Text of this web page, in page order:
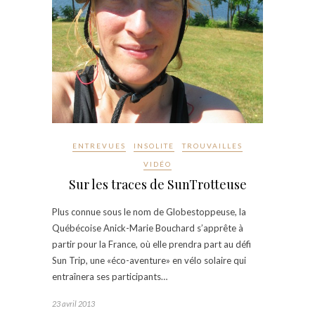
ENTREVUES INSOLITE TROUVAILLES
VIDÉO
Sur les traces de SunTrotteuse
Plus connue sous le nom de Globestoppeuse, la
Québécoise Anick-Marie Bouchard s’apprête à
partir pour la France, où elle prendra part au défi
Sun Trip, une «éco-aventure» en vélo solaire qui
entraînera ses participants…
23 avril 2013